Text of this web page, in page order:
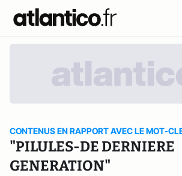
CONTENUS EN RAPPORT AVEC LE MOT-
"PILULES-DE DERNIERE
GENERATION"